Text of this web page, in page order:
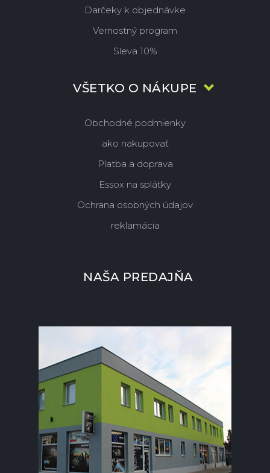
Darčeky k objednávke
Vernostný program
Sleva 10%
VŠETKO O NÁKUPE
Obchodné podmienky
ako nakupovať
Platba a doprava
Essox na splátky
Ochrana osobných údajov
reklamácia
NAŠA PREDAJŇA